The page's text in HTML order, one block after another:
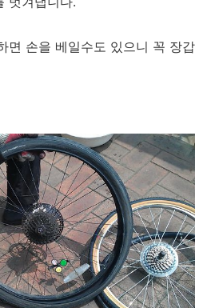
면 손을 베일수도 있으니 꼭 장갑